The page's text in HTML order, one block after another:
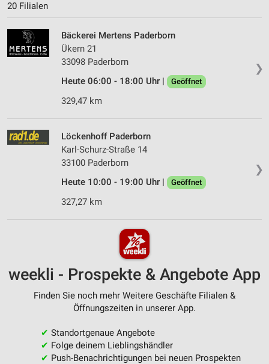
20 Filialen
❯
Bäckerei Mertens Paderborn
Ükern 21
33098 Paderborn
Heute 06:00 - 18:00 Uhr |
Geöffnet
329,47 km
❯
Löckenhoff Paderborn
Karl-Schurz-Straße 14
33100 Paderborn
Heute 10:00 - 19:00 Uhr |
Geöffnet
327,27 km
weekli - Prospekte & Angebote App
Finden Sie noch mehr Weitere Geschäfte Filialen &
Öffnungszeiten in unserer App.
✔ Standortgenaue Angebote
✔ Folge deinem Lieblingshändler
✔ Push-Benachrichtigungen bei neuen Prospekten